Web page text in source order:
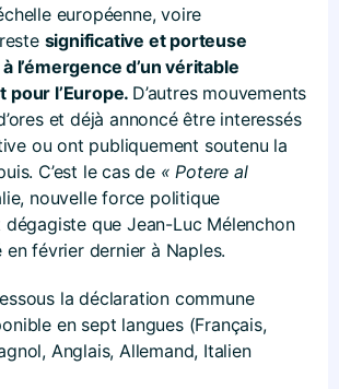
européenne, voire
significative et porteuse
l’émergence d’un véritable
pour l’Europe. D’autres mouvements
et déjà annoncé être interessés
ou ont publiquement soutenu la
C’est le cas de « Potere al
nouvelle force politique
que Jean-Luc Mélenchon
février dernier à Naples.
la déclaration commune
en sept langues (Français,
Anglais, Allemand, Italien